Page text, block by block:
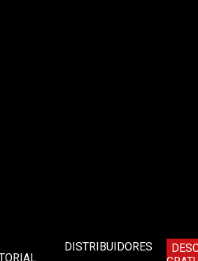
DISTRIBUIDORES